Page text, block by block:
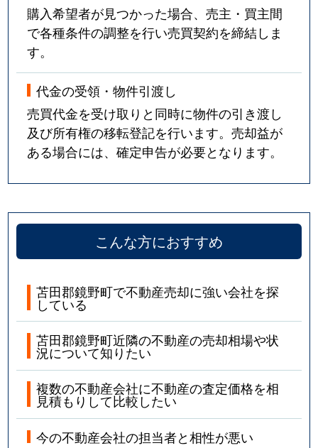
購入希望者が見つかった場合、売主・買主間
で各種条件の調整を行い売買契約を締結しま
す。
代金の受領・物件引渡し
売買代金を受け取りと同時に物件の引き渡し
及び所有権の移転登記を行います。売却益が
ある場合には、確定申告が必要となります。
こんな方におすすめ
苫田郡鏡野町で不動産売却に強い会社を探
している
苫田郡鏡野町近隣の不動産の売却相場や状
況について知りたい
複数の不動産会社に不動産の査定価格を相
見積もりして比較したい
今の不動産会社の担当者と相性が悪い